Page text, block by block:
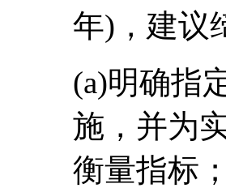
年)，建议
(a)明确指
施，并为
衡量指标；